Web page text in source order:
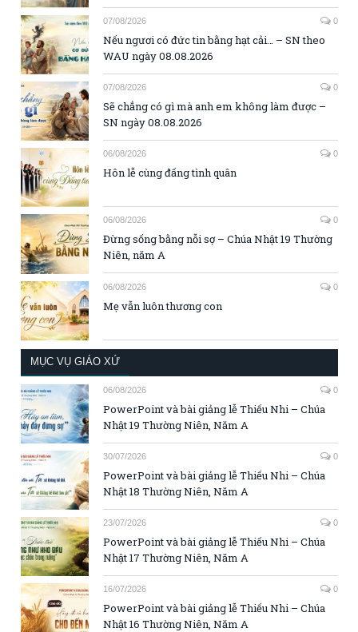
07/08/2026 0
Nếu ngươi có đức tin bằng hạt cải… – SN theo
WAU ngày 08.08.2026
07/08/2026 0
Sẽ chẳng có gì mà anh em không làm được –
SN ngày 08.08.2026
06/08/2026 0
Hôn lễ cùng đấng tình quân
06/08/2026 0
Đừng sống bằng nỗi sợ – Chúa Nhật 19 Thường
Niên, năm A
06/08/2026 0
Mẹ vẫn luôn thương con
MỤC VỤ GIÁO XỨ
06/08/2026 0
PowerPoint và bài giảng lễ Thiếu Nhi – Chúa
Nhật 19 Thường Niên, Năm A
30/07/2026 0
PowerPoint và bài giảng lễ Thiếu Nhi – Chúa
Nhật 18 Thường Niên, Năm A
23/07/2026 0
PowerPoint và bài giảng lễ Thiếu Nhi – Chúa
Nhật 17 Thường Niên, Năm A
16/07/2026 0
PowerPoint và bài giảng lễ Thiếu Nhi – Chúa
Nhật 16 Thường Niên, Năm A